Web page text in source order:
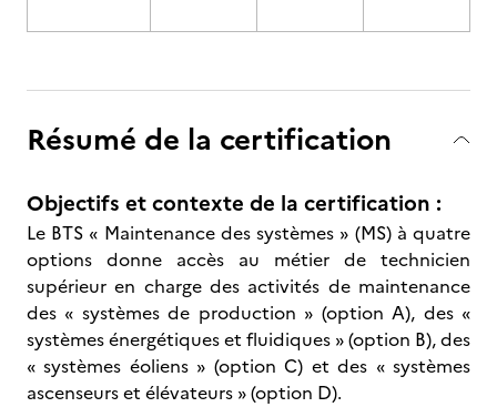
Résumé de la certification
Objectifs et contexte de la certification :
Le BTS « Maintenance des systèmes » (MS) à quatre
options donne accès au métier de technicien
supérieur en charge des activités de maintenance
des « systèmes de production » (option A), des «
systèmes énergétiques et fluidiques » (option B), des
« systèmes éoliens » (option C) et des « systèmes
ascenseurs et élévateurs » (option D).